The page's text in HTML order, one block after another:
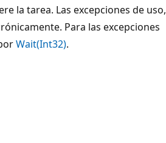
la tarea. Las excepciones de uso,
Para las excepciones
Wait(Int32).